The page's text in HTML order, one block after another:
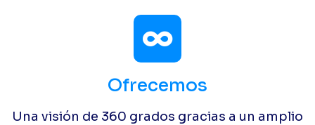
Ofrecemos
Una visión de 360 grados gracias a un amplio